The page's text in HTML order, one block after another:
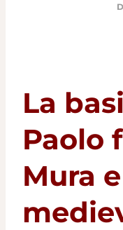
La
Paolo
Mura